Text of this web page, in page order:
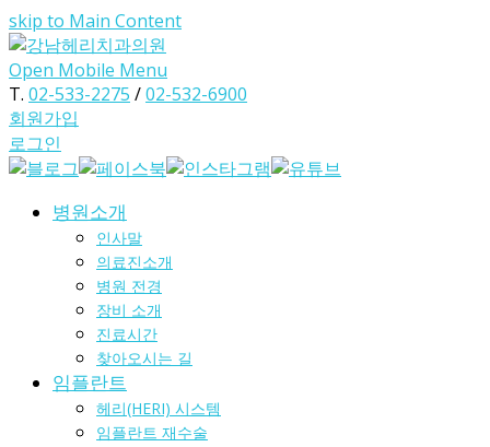
skip to Main Content
Open Mobile Menu
T. 02-533-2275 /02-532-6900
회원가입
로그인
병원소개
인사말
의료진소개
병원 전경
장비 소개
진료시간
찾아오시는 길
임플란트
헤리(HERI) 시스템
임플란트 재수술